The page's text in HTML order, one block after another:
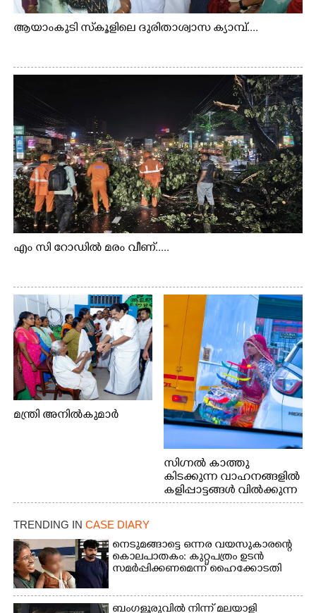
ആയാംകുടി സ്‌കൂളിലെ ദുരിതാശ്വാസ ക്യാമ്പ്....
എം സി റോഡിൽ മരം വീണ്.....
മന്ത്രി അനിൽകുമാർ
സിഗ്നൽ കാത്തു
കിടക്കുന്ന വാഹനങ്ങളിൽ
കളിപ്പാട്ടങ്ങൾ വിൽക്കുന്ന
നാടോടി യുവതി. ഇടപ്പള്ളി
TRENDING IN CASE DIARY
നെടുമങ്ങാട്ടെ ഒന്നര വയസുകാരന്റെ
കൊലപാതകം: കുറ്റപത്രം ഉടൻ
സമർപ്പിക്കണമെന്ന് ഹൈക്കോടതി
ബംഗളൂരുവിൽ നിന്ന് മലയാളി